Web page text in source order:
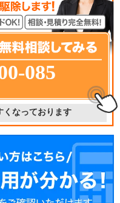
085
くなっております